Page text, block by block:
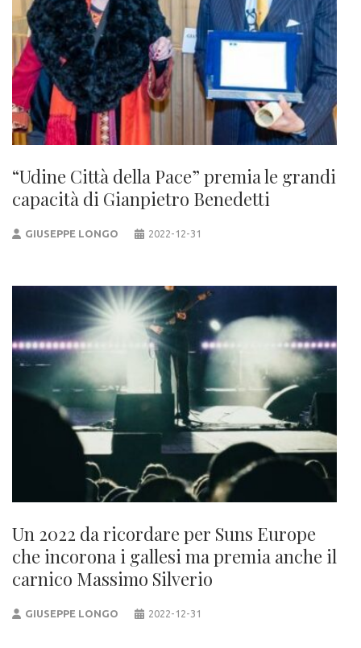
“Udine Città della Pace” premia le grandi
capacità di Gianpietro Benedetti
GIUSEPPE LONGO 2022-12-31
Un 2022 da ricordare per Suns Europe
che incorona i gallesi ma premia anche il
carnico Massimo Silverio
GIUSEPPE LONGO 2022-12-31